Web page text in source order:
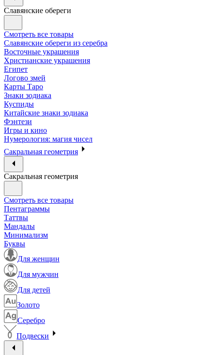
Славянские обереги
Смотреть все товары
Славянские обереги из серебра
Восточные украшения
Христианские украшения
Египет
Логово змей
Карты Таро
Знаки зодиака
Куспиды
Китайские знаки зодиака
Фэнтези
Игры и кино
Нумерология: магия чисел
Сакральная геометрия
Сакральная геометрия
Смотреть все товары
Пентаграммы
Таттвы
Мандалы
Минимализм
Буквы
Для женщин
Для мужчин
Для детей
Золото
Серебро
Подвески